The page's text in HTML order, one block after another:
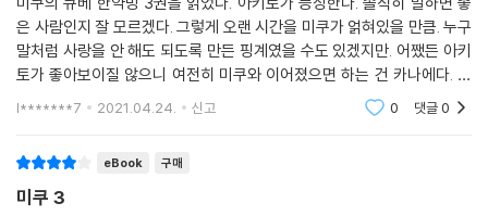
은 사람인지 잘 모르겠다. 그렇게 오랜 시간을 미쿠가 얽혀있을 만큼. 누구
말처럼 사랑을 안 해도 되도록 만든 핑계였을 수도 있겠지만. 어쨌든 아키
토가 좋아보이질 않으니 여전히 미쿠와 이어졌으면 하는 건 카나에다. 미
쿠의 마음도 따지자면 카나에쪽이고. 카나에는 미쿠를 좋아하지만 여전히
l*******7 2021.04.24. 신고 0 댓글0
eBook 구매
미쿠 3